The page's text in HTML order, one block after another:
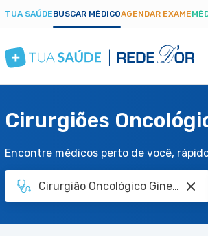
TUA SAÚDEBUSCAR MÉDICOAGENDAR EXAME
Cirurgiões
Encontre médicos perto de você,